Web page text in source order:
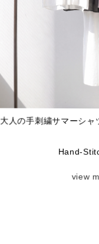
大人の手刺繍サマーシャ
Hand-